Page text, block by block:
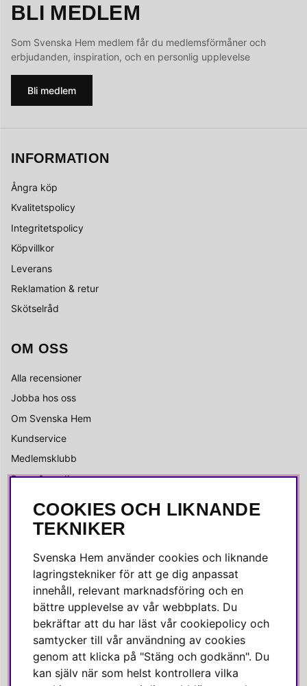
BLI MEDLEM
Som Svenska Hem medlem får du medlemsförmåner och
erbjudanden, inspiration, och en personlig upplevelse
Bli medlem
INFORMATION
Ångra köp
Kvalitetspolicy
Integritetspolicy
Köpvillkor
Leverans
Reklamation & retur
Skötselråd
OM OSS
Alla recensioner
Jobba hos oss
Om Svenska Hem
Kundservice
Medlemsklubb
Press & media
SOCIALA MEDIER
Instagram
Linkedin
Pinterest
SVENSKA HEM
COOKIES OCH LIKNANDE
TEKNIKER
Svenska Hem använder cookies och liknande
lagringstekniker för att ge dig anpassat
innehåll, relevant marknadsföring och en
bättre upplevelse av vår webbplats. Du
bekräftar att du har läst vår cookiepolicy och
samtycker till vår användning av cookies
genom att klicka på "Stäng och godkänn". Du
kan själv när som helst kontrollera vilka